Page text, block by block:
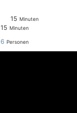
15 Minuten
Minuten
15 Minuten
Minuten
6 Personen